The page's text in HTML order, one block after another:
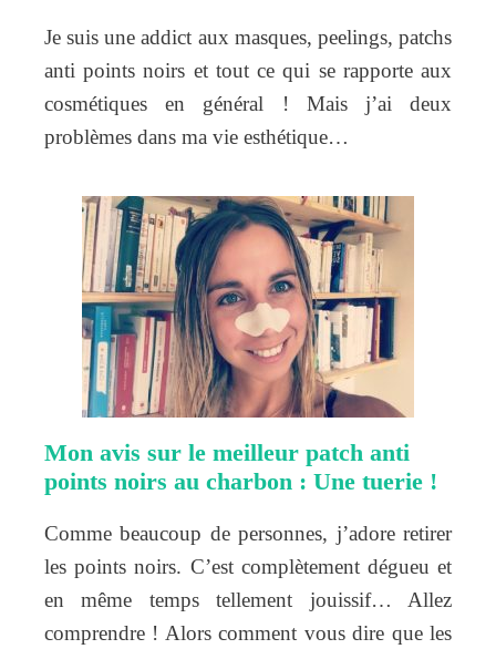
Je suis une addict aux masques, peelings, patchs
anti points noirs et tout ce qui se rapporte aux
cosmétiques en général ! Mais j’ai deux
problèmes dans ma vie esthétique…
Mon avis sur le meilleur patch anti
points noirs au charbon : Une tuerie !
Comme beaucoup de personnes, j’adore retirer
les points noirs. C’est complètement dégueu et
en même temps tellement jouissif… Allez
comprendre ! Alors comment vous dire que les